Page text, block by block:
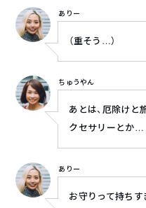
ありー
（重そう…）
ちゅうやん
あとは、厄除けと
クセサリーとか…
ありー
お守りって持ち